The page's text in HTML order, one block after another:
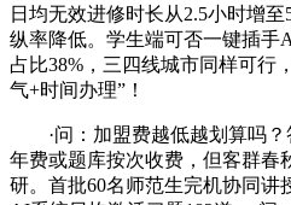
日均无效进修时长从2.5小时增
纵率降低。学生端可否一键插手
占比38%，三四线城市同样可行
气+时间办理”！
·问：加盟费越低越划算吗？
年费或题库按次收费，但客群春
研。首批60名师范生完机协同讲